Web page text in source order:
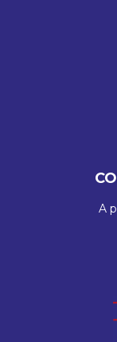
A